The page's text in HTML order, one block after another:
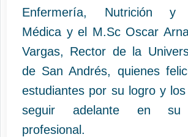
Enfermería, Nutrición y
Médica y el M.Sc Oscar
Vargas, Rector de la
de San Andrés, quienes
estudiantes por su logro y
seguir adelante en su
profesional.